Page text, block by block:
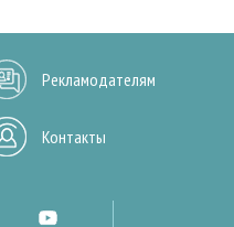
Рекламодателям
Контакты